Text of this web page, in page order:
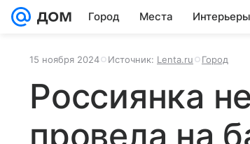
Город Места Интерьеры
15 ноября 2024 Источник: Lenta.ru Город
Россиянка
провела на